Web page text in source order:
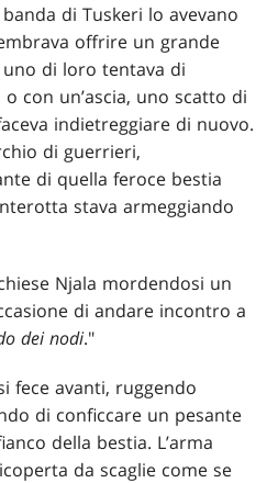
di Tuskeri lo avevano
offrire un grande
di loro tentava di
con un’ascia, uno scatto di
indietreggiare di nuovo.
di guerrieri,
di quella feroce bestia
stava armeggiando
Njala mordendosi un
di andare incontro a
dei nodi."
fece avanti, ruggendo
di conficcare un pesante
della bestia. L’arma
da scaglie come se